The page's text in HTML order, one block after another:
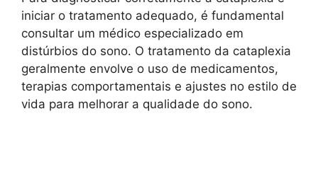
iniciar o tratamento adequado, é fundamental
consultar um médico especializado em
distúrbios do sono. O tratamento da cataplexia
geralmente envolve o uso de medicamentos,
terapias comportamentais e ajustes no estilo de
vida para melhorar a qualidade do sono.